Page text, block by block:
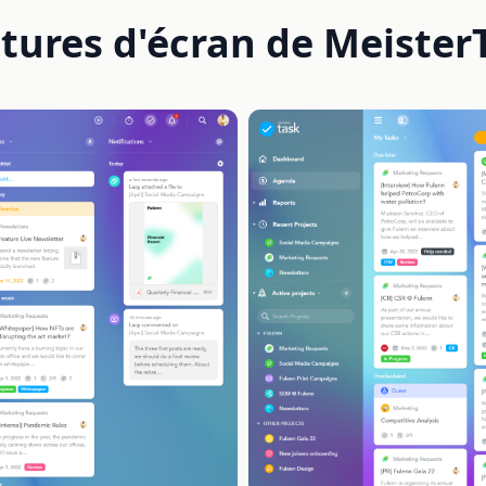
d'écran de